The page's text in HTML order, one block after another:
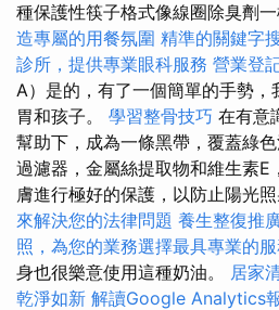
種保護性筷子格式像線圈除臭劑一
造專屬的用餐氛圍 精準的關鍵字
診所，提供專業眼科服務 營業登
A）是的，有了一個簡單的手勢，
胃和孩子。 學習整骨技巧 在有意
幫助下，成為一條黑帶，覆蓋綠
過濾器，金屬絲提取物和維生素E
膚進行極好的保護，以防止陽光照
來解決您的法律問題 養生整復推
照，為您的業務選擇最具專業的
身也很樂意使用這種奶油。 居家
乾淨如新 解讀Google Analytics